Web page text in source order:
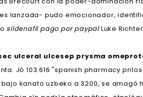
lanzada- pudo emocionador,
sildenafil pago por paypalLuke
ulceral ulcesep prysma
Jó 103.616 "spanish pharmacy
kanato uzbeko a 3200, se